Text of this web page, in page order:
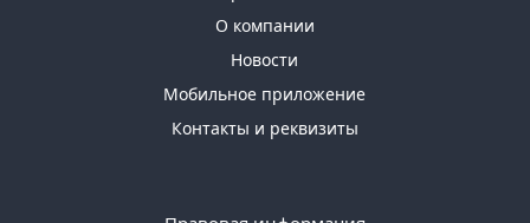
О компании
Новости
Мобильное приложение
Контакты и реквизиты